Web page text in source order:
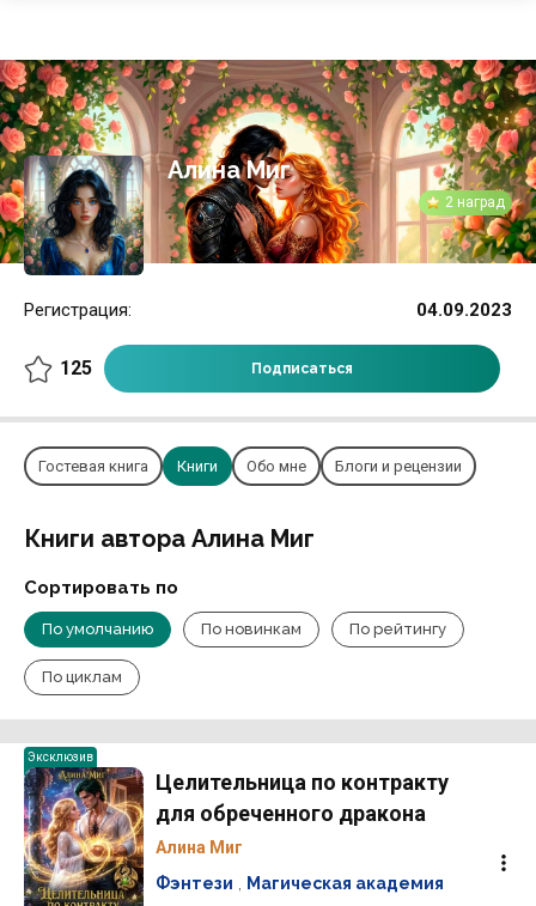
Алина Миг
2 наград
04.09.2023
Регистрация:
125 Подписаться
Гостевая книга Книги Обо мне Блоги и рецензии
Книги автора Алина Миг
Сортировать по
По умолчанию По новинкам По рейтингу
По циклам
Эксклюзив
Целительница по контракту
для обреченного дракона
Алина Миг
Фэнтези Магическая академия